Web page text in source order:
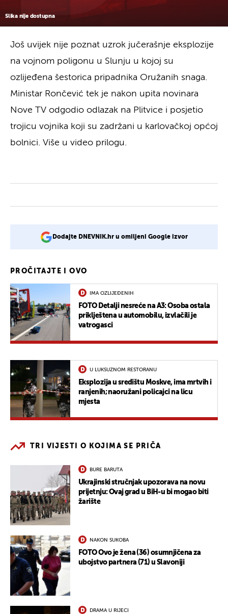
Slika nije dostupna
Još uvijek nije poznat uzrok jučerašnje eksplozije
na vojnom poligonu u Slunju u kojoj su
ozlijeđena šestorica pripadnika Oružanih snaga.
Ministar Rončević tek je nakon upita novinara
Nove TV odgodio odlazak na Plitvice i posjetio
trojicu vojnika koji su zadržani u karlovačkoj općoj
bolnici. Više u video prilogu.
Dodajte DNEVNIK.hr u omiljeni Google izvor
PROČITAJTE I OVO
IMA OZLIJEĐENIH
FOTO Detalji nesreće na A3: Osoba ostala
priklještena u automobilu, izvlačili je
vatrogasci
U LUKSUZNOM RESTORANU
Eksplozija u središtu Moskve, ima mrtvih i
ranjenih; naoružani policajci na licu
mjesta
TRI VIJESTI O KOJIMA SE PRIČA
BURE BARUTA
Ukrajinski stručnjak upozorava na novu
prijetnju: Ovaj grad u BiH-u bi mogao biti
žarište
NAKON SUKOBA
FOTO Ovo je žena (36) osumnjičena za
ubojstvo partnera (71) u Slavoniji
DRAMA U RIJECI